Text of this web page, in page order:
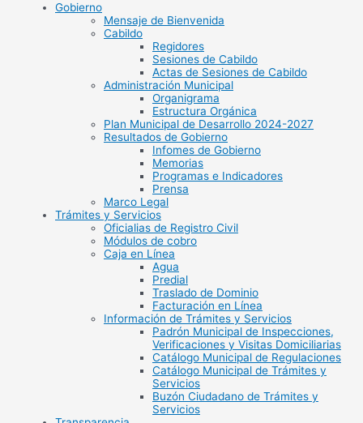
Gobierno
Mensaje de Bienvenida
Cabildo
Regidores
Sesiones de Cabildo
Actas de Sesiones de Cabildo
Administración Municipal
Organigrama
Estructura Orgánica
Plan Municipal de Desarrollo 2024-2027
Resultados de Gobierno
Infomes de Gobierno
Memorias
Programas e Indicadores
Prensa
Marco Legal
Trámites y Servicios
Oficialias de Registro Civil
Módulos de cobro
Caja en Línea
Agua
Predial
Traslado de Dominio
Facturación en Línea
Información de Trámites y Servicios
Padrón Municipal de Inspecciones,
Verificaciones y Visitas Domiciliarias
Catálogo Municipal de Regulaciones
Catálogo Municipal de Trámites y
Servicios
Buzón Ciudadano de Trámites y
Servicios